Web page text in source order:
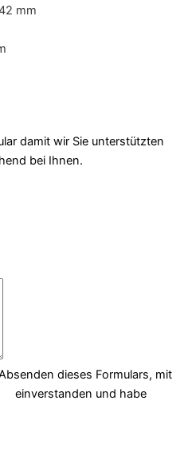
mm
damit wir Sie unterstützten
bei Ihnen.
dieses Formulars, mit
einverstanden und habe